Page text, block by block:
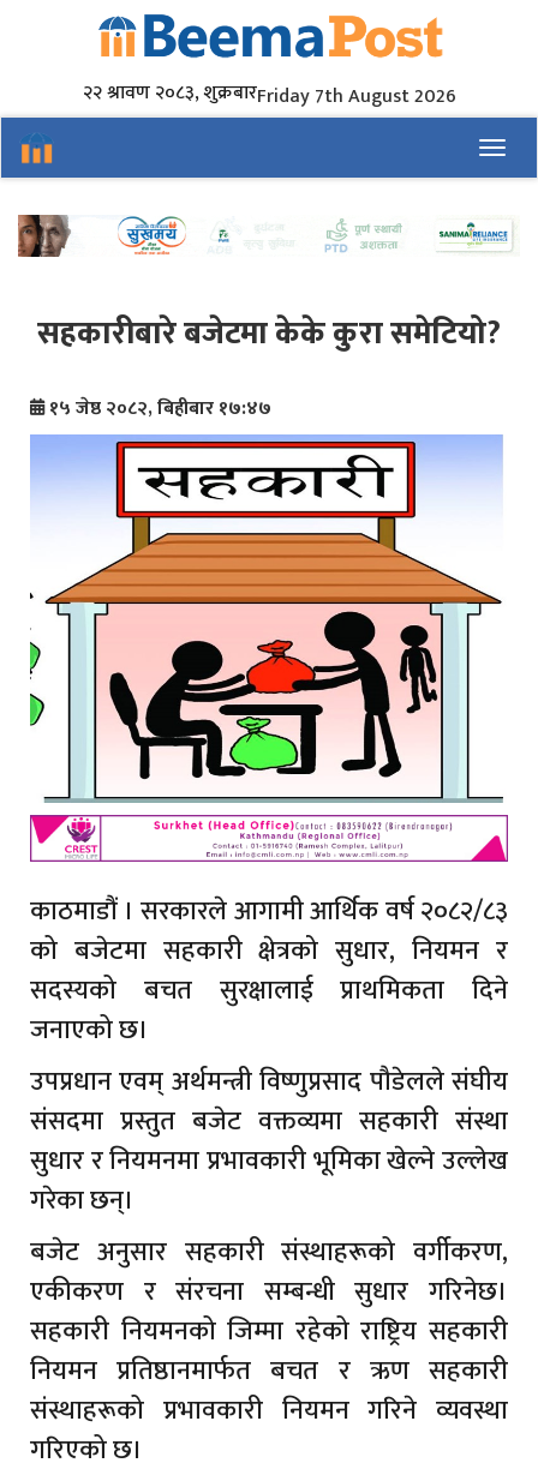
२२ श्रावण २०८३, शुक्रबारFriday 7th August 2026
सहकारीबारे बजेटमा केके कुरा समेटियो?
१५ जेष्ठ २०८२, बिहीबार १७:४७
काठमाडौं । सरकारले आगामी आर्थिक वर्ष २०८२/८३
को बजेटमा सहकारी क्षेत्रको सुधार, नियमन र
सदस्यको बचत सुरक्षालाई प्राथमिकता दिने
जनाएको छ।
उपप्रधान एवम् अर्थमन्त्री विष्णुप्रसाद पौडेलले संघीय
संसदमा प्रस्तुत बजेट वक्तव्यमा सहकारी संस्था
सुधार र नियमनमा प्रभावकारी भूमिका खेल्ने उल्लेख
गरेका छन्।
बजेट अनुसार सहकारी संस्थाहरूको वर्गीकरण,
एकीकरण र संरचना सम्बन्धी सुधार गरिनेछ।
सहकारी नियमनको जिम्मा रहेको राष्ट्रिय सहकारी
नियमन प्रतिष्ठानमार्फत बचत र ऋण सहकारी
संस्थाहरूको प्रभावकारी नियमन गरिने व्यवस्था
गरिएको छ।